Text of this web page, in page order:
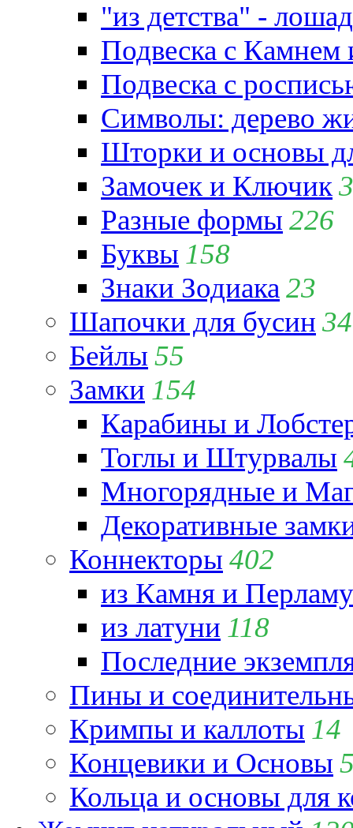
"из детства" -
Подвеска с
Подвеска с
Символы: дерево
Шторки и основы
Замочек и Ключик
Разные формы 226
Буквы 158
Знаки Зодиака 23
Шапочки для бусин 34
Бейлы 55
Замки 154
Карабины и
Тоглы и Штурвалы
Многорядные и
Декоративные
Коннекторы 402
из Камня и
из латуни 118
Последние
Пины и
Кримпы и каллоты 14
Концевики и Основы
Кольца и основы для